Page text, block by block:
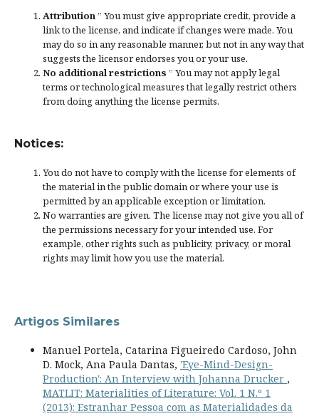
Attribution” You must give appropriate credit, provide a
link to the license, andindicate if changes were made. You
may do so in any reasonable manner, but not in any way that
suggests the licensor endorses you or your use.
No additional restrictions ” You may not apply legal
terms ortechnological measuresthat legally restrict others
from doing anything the license permits.
Notices:
You do not have to comply with the license for elements of
the material in the public domain or where your use is
permitted by an applicable exception or limitation.
No warranties are given. The license may not give you all of
the permissions necessary for your intended use. For
example, other rights such as publicity, privacy, or moral
rights may limit how you use the material.
Artigos Similares
Manuel Portela, Catarina Figueiredo Cardoso, John
D. Mock, Ana Paula Dantas, 'Eye-Mind-Design-
Production': An Interview with Johanna Drucker ,
MATLIT: Materialities of Literature: Vol. 1 N.º 1
(2013): Estranhar Pessoa com as Materialidades da